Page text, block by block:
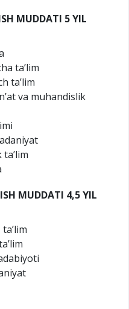
MUDDATI 5 YIL
ta’lim
ta’lim
va muhandislik
MUDDATI 4,5 YIL